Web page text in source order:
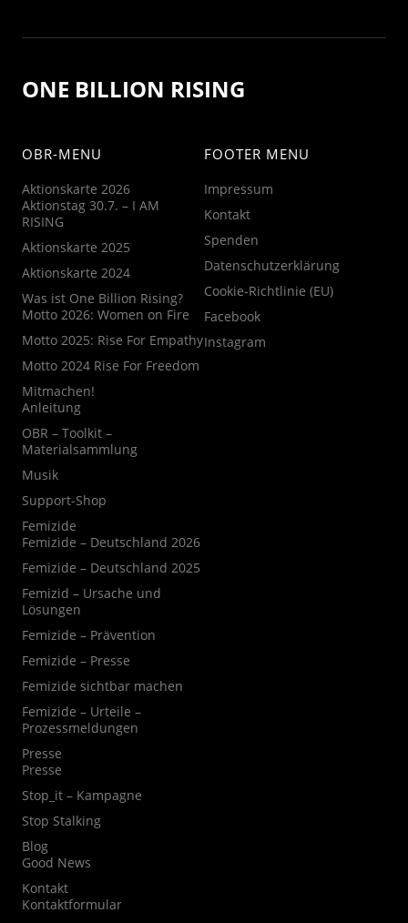
ONE BILLION RISING
OBR-MENU
Aktionskarte 2026
Aktionstag 30.7. – I AM
RISING
Aktionskarte 2025
Aktionskarte 2024
Was ist One Billion Rising?
Motto 2026: Women on Fire
Motto 2025: Rise For Empathy
Motto 2024 Rise For Freedom
Mitmachen!
Anleitung
OBR – Toolkit –
Materialsammlung
Musik
Support-Shop
Femizide
Femizide – Deutschland 2026
Femizide – Deutschland 2025
Femizid – Ursache und
Lösungen
Femizide – Prävention
Femizide – Presse
Femizide sichtbar machen
Femizide – Urteile –
Prozessmeldungen
Presse
Presse
Stop_it – Kampagne
Stop Stalking
Blog
Good News
Kontakt
Kontaktformular
FOOTER MENU
Impressum
Kontakt
Spenden
Datenschutzerklärung
Cookie-Richtlinie (EU)
Facebook
Instagram